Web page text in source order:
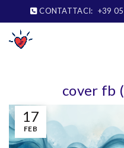
CONTATTACI: +39
17
FEB
cover fb